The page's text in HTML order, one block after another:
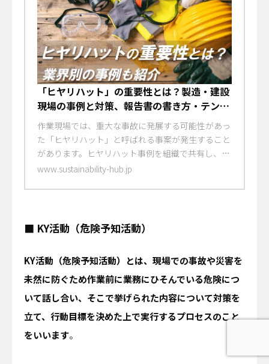
「ヒヤリハット」の重要性とは？製造・建設
現場の事例と対策、報告書の書き方・テンプ
レートを紹介 | サステナビリティ ハブ
作業現場では、重大な事故に発展する可能性があっ
た「ヒヤリハット」と呼ばれる事案が発生すること
があります。ヒヤリハット事例を組織で共有し、対
策を練ることは、重大事 ヒヤリハットの意味と重
安全管理・労働災害防止に役立つ情報を紹介しま
す。
www.sustainability-hub.jp
■ KY活動（危険予知活動）
KY活動（危険予知活動）とは、現場での事故や災害を
未然に防ぐため作業前に業務にひそんでいる危険につ
いて話し合い、そこで挙げられた内容について対策を
立て、行動目標を決めた上で実行するプロセスのこと
をいいます。